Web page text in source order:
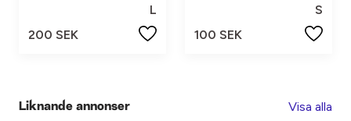
L
200 SEK
S
100 SEK
Liknande annonser Visa alla